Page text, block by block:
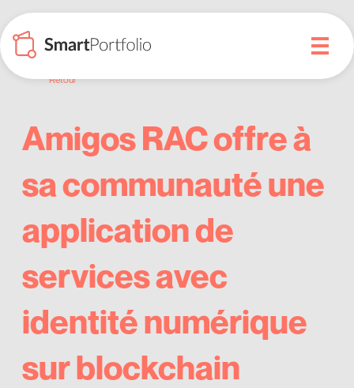
Retour
Amigos RAC offre à
sa communauté une
application de
services avec
identité numérique
sur blockchain